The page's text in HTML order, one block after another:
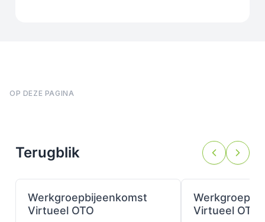
OP DEZE PAGINA
Terugblik
Werkgroepbijeenkomst
Virtueel OTO
Virtueel OTO